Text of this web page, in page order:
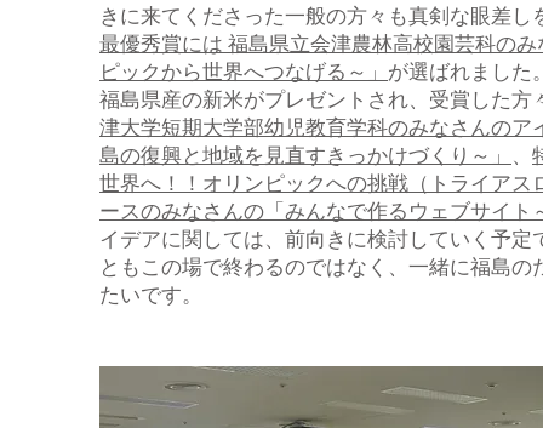
きに来てくださった一般の方々も真剣な眼差
最優秀賞には 福島県立会津農林高校園芸科の
ピックから世界へつなげる～」が選ばれました
福島県産の新米がプレゼントされ、受賞した
津大学短期大学部幼児教育学科のみなさんの
島の復興と地域を見直すきっかけづくり～」、
世界へ！！オリンピックへの挑戦（トライア
ースのみなさんの「みんなで作るウェブサイ
イデアに関しては、前向きに検討していく予
ともこの場で終わるのではなく、一緒に福島
たいです。